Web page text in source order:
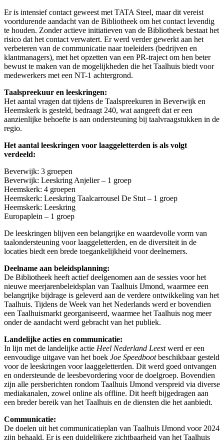
Er is intensief contact geweest met TATA Steel, maar dit vereist
voortdurende aandacht van de Bibliotheek om het contact levendig
te houden. Zonder actieve initiatieven van de Bibliotheek bestaat het
risico dat het contact verwatert. Er werd verder gewerkt aan het
verbeteren van de communicatie naar toeleiders (bedrijven en
klantmanagers), met het opzetten van een PR-traject om hen beter
bewust te maken van de mogelijkheden die het Taalhuis biedt voor
medewerkers met een NT-1 achtergrond.
Taalspreekuur en leeskringen:
Het aantal vragen dat tijdens de Taalspreekuren in Beverwijk en
Heemskerk is gesteld, bedraagt 240, wat aangeeft dat er een
aanzienlijke behoefte is aan ondersteuning bij taalvraagstukken in de
regio.
Het aantal leeskringen voor laaggeletterden is als volgt
verdeeld:
Beverwijk: 3 groepen
Beverwijk: Leeskring Anjelier – 1 groep
Heemskerk: 4 groepen
Heemskerk: Leeskring Taalcarrousel De Stut – 1 groep
Heemskerk: Leeskring
Europaplein – 1 groep
De leeskringen blijven een belangrijke en waardevolle vorm van
taalondersteuning voor laaggeletterden, en de diversiteit in de
locaties biedt een brede toegankelijkheid voor deelnemers.
Deelname aan beleidsplanning:
De Bibliotheek heeft actief deelgenomen aan de sessies voor het
nieuwe meerjarenbeleidsplan van Taalhuis IJmond, waarmee een
belangrijke bijdrage is geleverd aan de verdere ontwikkeling van het
Taalhuis. Tijdens de Week van het Nederlands werd er bovendien
een Taalhuismarkt georganiseerd, waarmee het Taalhuis nog meer
onder de aandacht werd gebracht van het publiek.
Landelijke acties en communicatie:
In lijn met de landelijke actie Heel Nederland Leestwerd er een
eenvoudige uitgave van het boek Joe Speedbootbeschikbaar gesteld
voor de leeskringen voor laaggeletterden. Dit werd goed ontvangen
en ondersteunde de leesbevordering voor de doelgroep. Bovendien
zijn alle persberichten rondom Taalhuis IJmond verspreid via diverse
mediakanalen, zowel online als offline. Dit heeft bijgedragen aan
een breder bereik van het Taalhuis en de diensten die het aanbiedt.
Communicatie:
De doelen uit het communicatieplan van Taalhuis IJmond voor 2024
zijn behaald. Er is een duidelijkere zichtbaarheid van het Taalhuis